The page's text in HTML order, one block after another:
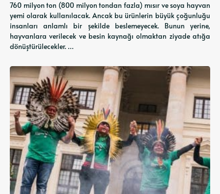
760 milyon ton (800 milyon tondan fazla) mısır ve soya hayvan
yemi olarak kullanılacak. Ancak bu ürünlerin büyük çoğunluğu
insanları anlamlı bir şekilde beslemeyecek. Bunun yerine,
hayvanlara verilecek ve besin kaynağı olmaktan ziyade atığa
dönüştürülecekler. …